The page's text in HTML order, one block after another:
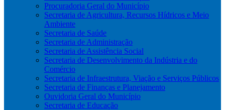
Procuradoria Geral do Município
Secretaria de Agricultura, Recursos Hídricos e Meio
Ambiente
Secretaria de Saúde
Secretaria de Administração
Secretaria de Assistência Social
Secretaria de Desenvolvimento da Indústria e do
Comércio
Secretaria de Infraestrutura, Viação e Serviços Públicos
Secretaria de Finanças e Planejamento
Ouvidoria Geral do Município
Secretaria de Educação